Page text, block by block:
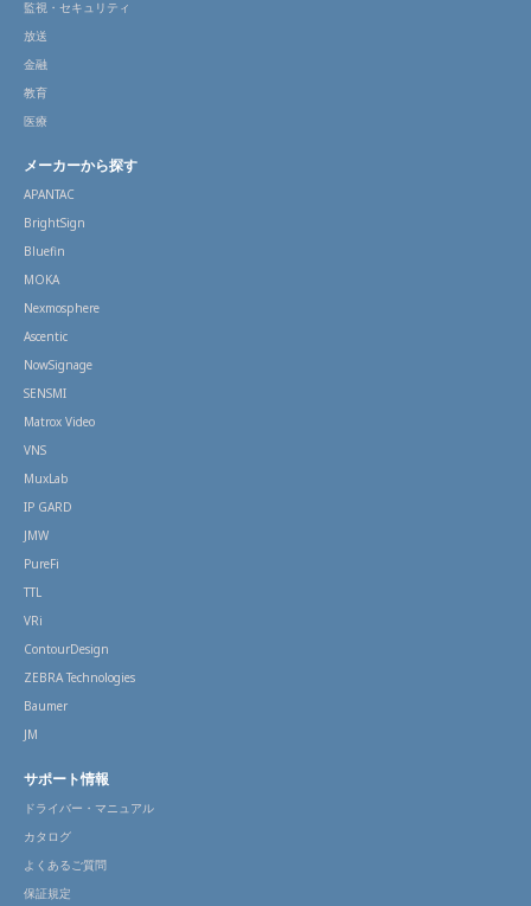
監視・セキュリティ
放送
金融
教育
医療
メーカーから探す
APANTAC
BrightSign
Bluefin
MOKA
Nexmosphere
Ascentic
NowSignage
SENSMI
Matrox Video
VNS
MuxLab
IP GARD
JMW
PureFi
TTL
VRi
ContourDesign
ZEBRA Technologies
Baumer
JM
サポート情報
ドライバー・マニュアル
カタログ
よくあるご質問
保証規定